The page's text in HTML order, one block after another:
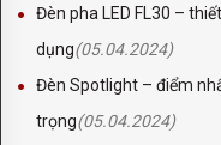
56WM08
TRẠM
Đèn pha LED FL30 –
dụng(05.04.2024)
Đèn Spotlight – điểm
trọng(05.04.2024)